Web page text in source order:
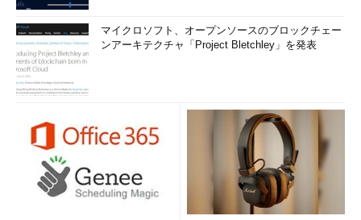
マイクロソフト、オープンソースのブロックチェー
ンアーキテクチャ「Project Bletchley」を発表